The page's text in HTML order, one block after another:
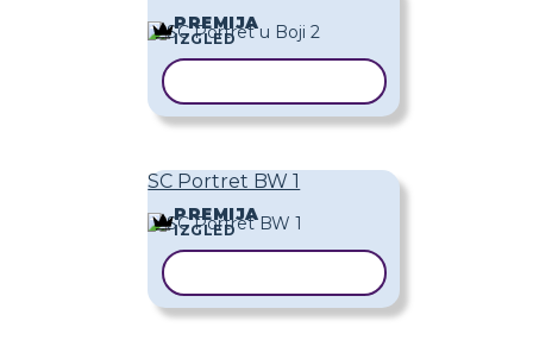
PREMIJA
IZGLED
SC Portret BW 1
PREMIJA
IZGLED